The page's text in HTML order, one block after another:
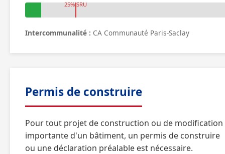
25% SRU
Intercommunalité : CA Communauté Paris-Saclay
Permis de construire
Pour tout projet de construction ou de modification
importante d'un bâtiment, un permis de construire
ou une déclaration préalable est nécessaire.